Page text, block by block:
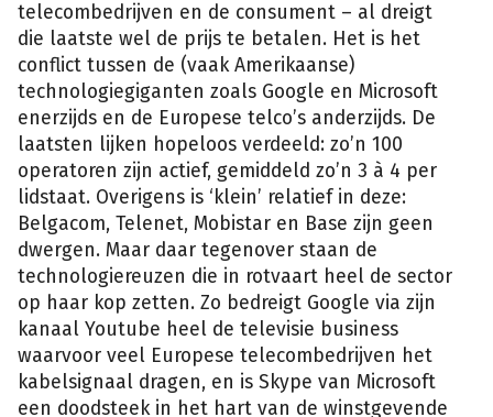
telecombedrijven en de consument – al dreigt
die laatste wel de prijs te betalen. Het is het
conflict tussen de (vaak Amerikaanse)
technologiegiganten zoals Google en Microsoft
enerzijds en de Europese telco’s anderzijds. De
laatsten lijken hopeloos verdeeld: zo’n 100
operatoren zijn actief, gemiddeld zo’n 3 à 4 per
lidstaat. Overigens is ‘klein’ relatief in deze:
Belgacom, Telenet, Mobistar en Base zijn geen
dwergen. Maar daar tegenover staan de
technologiereuzen die in rotvaart heel de sector
op haar kop zetten. Zo bedreigt Google via zijn
kanaal Youtube heel de televisie business
waarvoor veel Europese telecombedrijven het
kabelsignaal dragen, en is Skype van Microsoft
een doodsteek in het hart van de winstgevende